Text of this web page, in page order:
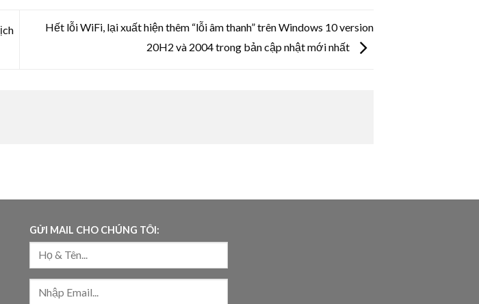
Hết lỗi WiFi, lại xuất hiện thêm “lỗi âm thanh” trên Windows 10 version
20H2 và 2004 trong bản cập nhật mới nhất
GỬI MAIL CHO CHÚNG TÔI: